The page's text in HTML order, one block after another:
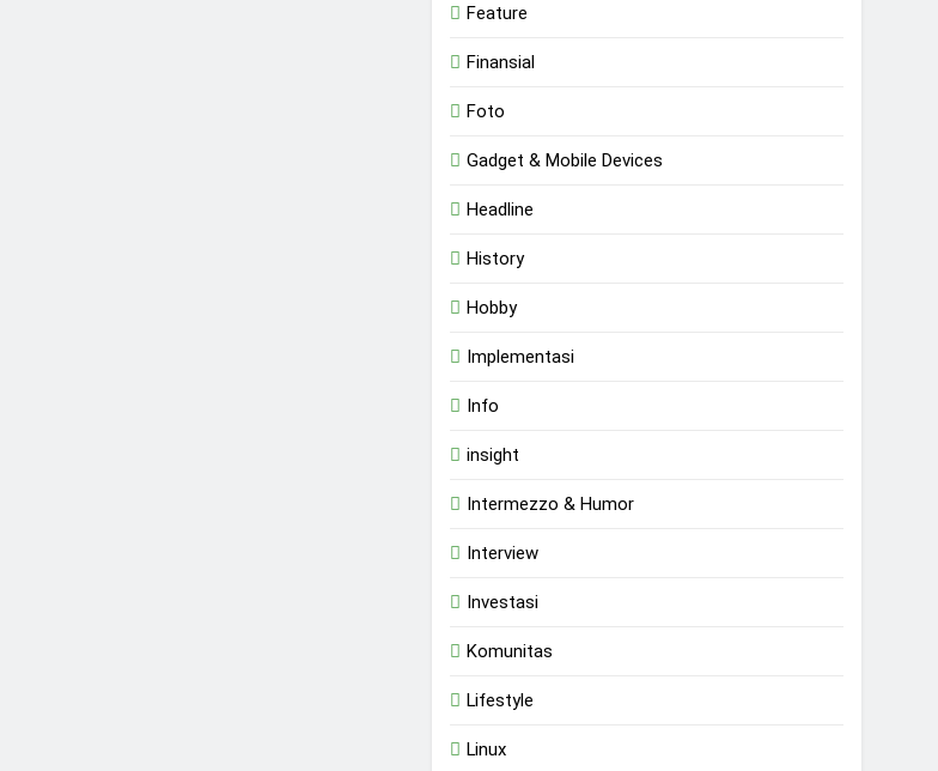
Feature
Finansial
Foto
Gadget & Mobile Devices
Headline
History
Hobby
Implementasi
Info
insight
Intermezzo & Humor
Interview
Investasi
Komunitas
Lifestyle
Linux